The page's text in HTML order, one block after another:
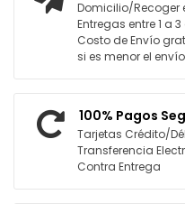
Domicilio/Recoger
Entregas entre 1 a
Costo de Envío
si es menor el
100% Pagos
Tarjetas Crédito/
Transferencia
Contra Entrega